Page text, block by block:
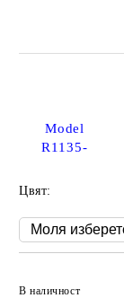
Model
R1135-
Цвят:
В наличност